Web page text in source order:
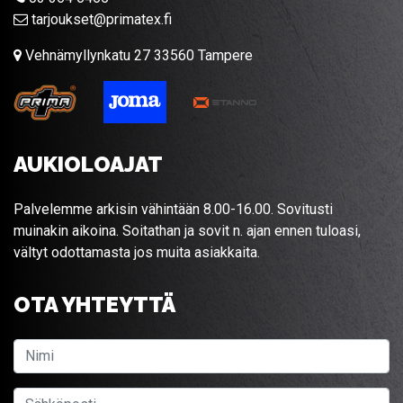
tarjoukset@primatex.fi
Vehnämyllynkatu 27 33560 Tampere
AUKIOLOAJAT
Palvelemme arkisin vähintään 8.00-16.00. Sovitusti
muinakin aikoina. Soitathan ja sovit n. ajan ennen tuloasi,
vältyt odottamasta jos muita asiakkaita.
OTA YHTEYTTÄ